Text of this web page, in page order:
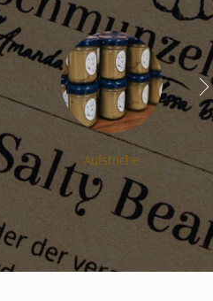
Aufstriche